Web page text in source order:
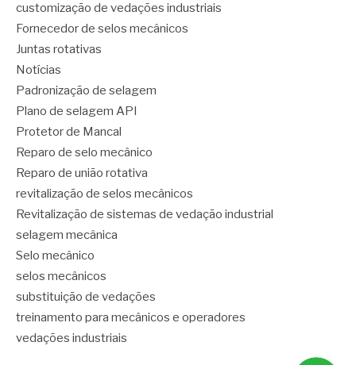
customização de vedações industriais
Fornecedor de selos mecânicos
Juntas rotativas
Notícias
Padronização de selagem
Plano de selagem API
Protetor de Mancal
Reparo de selo mecânico
Reparo de união rotativa
revitalização de selos mecânicos
Revitalização de sistemas de vedação industrial
selagem mecânica
Selo mecânico
selos mecânicos
substituição de vedações
treinamento para mecânicos e operadores
vedações industriais